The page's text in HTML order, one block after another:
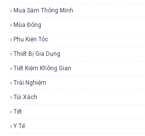
Mua Sắm Thông Minh
Mùa Đông
Phụ Kiện Tóc
Thiết Bị Gia Dụng
Tiết Kiệm Không Gian
Trải Nghiệm
Túi Xách
Tết
Y Tế